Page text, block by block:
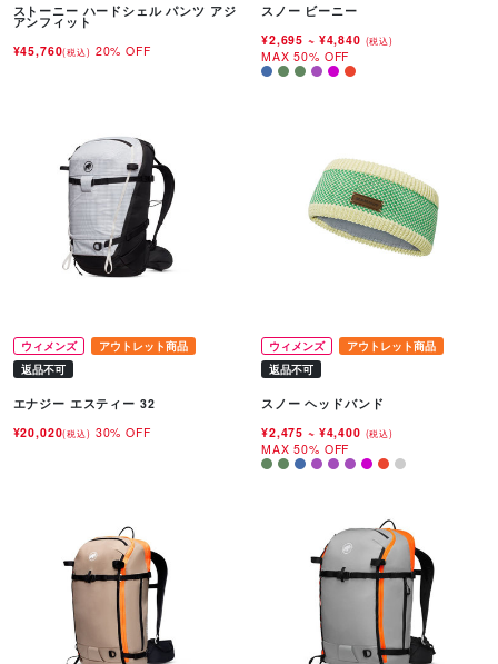
ストーニー ハードシェル パンツ アジ
アンフィット
¥45,760(税込) 20% OFF
スノー ビーニー
¥2,695 ~ ¥4,840 (税込)
MAX 50% OFF
ウィメンズ
アウトレット商品
返品不可
エナジー エスティー 32
¥20,020(税込) 30% OFF
ウィメンズ
アウトレット商品
返品不可
スノー ヘッドバンド
¥2,475 ~ ¥4,400 (税込)
MAX 50% OFF